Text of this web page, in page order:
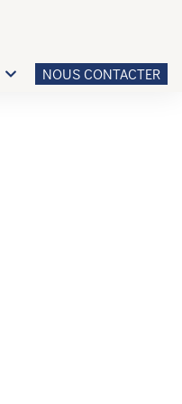
NOUS CONTACTER